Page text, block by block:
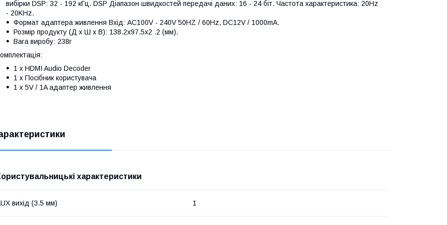
вибірки DSP: 32 - 192 кГц. DSP Діапазон швидкостей передачі даних: 16 - 24 біт. Частота характеристика: 20Hz
- 20KHz.
Формат адаптера живлення Вхід: AC100V - 240V 50HZ / 60Hz, DC12V / 1000mA.
Розмір продукту (Д х Ш х В): 138.2x97.5x2 .2 (мм).
Вага виробу: 238г
1 x HDMI Audio Decoder
1 x Посібник користувача
1 x 5V / 1A адаптер живлення
характеристики
вихід (3.5 мм) 1